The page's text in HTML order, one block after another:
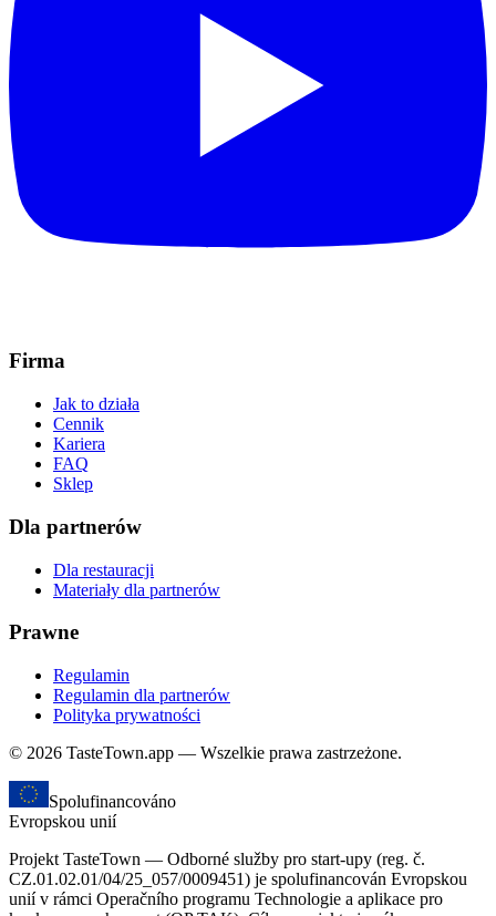
Firma
Jak to działa
Cennik
Kariera
FAQ
Sklep
Dla partnerów
Dla restauracji
Materiały dla partnerów
Prawne
Regulamin
Regulamin dla partnerów
Polityka prywatności
© 2026 TasteTown.app — Wszelkie prawa zastrzeżone.
Spolufinancováno
Evropskou unií
Projekt TasteTown — Odborné služby pro start-upy (reg. č.
CZ.01.02.01/04/25_057/0009451) je spolufinancován Evropskou
unií v rámci Operačního programu Technologie a aplikace pro